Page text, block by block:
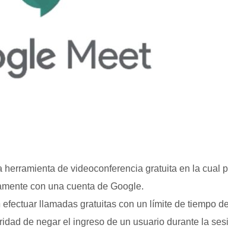
de videoconferencia gratuita en la
con una cuenta de Google.
llamadas gratuitas con un límite de tiempo
de negar el ingreso de un usuario durante la